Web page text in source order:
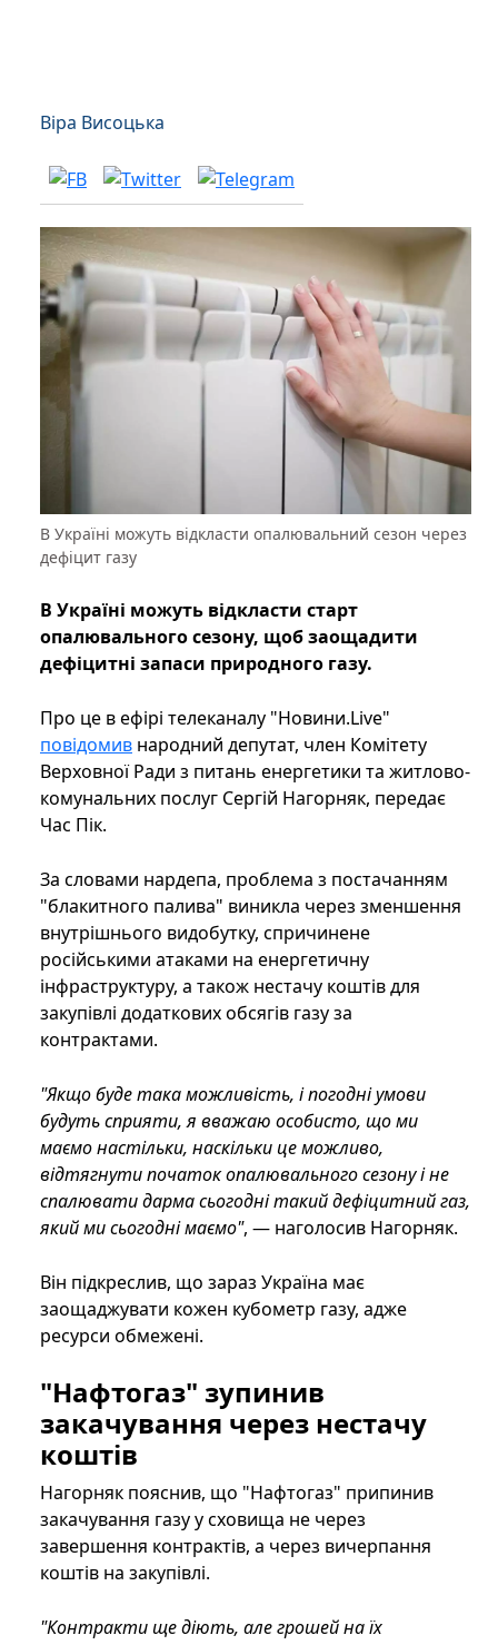
Віра Висоцька
В Україні можуть відкласти опалювальний сезон через
дефіцит газу
В Україні можуть відкласти старт
опалювального сезону, щоб заощадити
дефіцитні запаси природного газу.
Про це в ефірі телеканалу "Новини.Live"
повідомив народний депутат, член Комітету
Верховної Ради з питань енергетики та житлово-
комунальних послуг Сергій Нагорняк, передає
Час Пік.
За словами нардепа, проблема з постачанням
"блакитного палива" виникла через зменшення
внутрішнього видобутку, спричинене
російськими атаками на енергетичну
інфраструктуру, а також нестачу коштів для
закупівлі додаткових обсягів газу за
контрактами.
"Якщо буде така можливість, і погодні умови
будуть сприяти, я вважаю особисто, що ми
маємо настільки, наскільки це можливо,
відтягнути початок опалювального сезону і не
спалювати дарма сьогодні такий дефіцитний газ,
який ми сьогодні маємо", — наголосив Нагорняк.
Він підкреслив, що зараз Україна має
заощаджувати кожен кубометр газу, адже
ресурси обмежені.
"Нафтогаз" зупинив
закачування через нестачу
коштів
Нагорняк пояснив, що "Нафтогаз" припинив
закачування газу у сховища не через
завершення контрактів, а через вичерпання
коштів на закупівлі.
"Контракти ще діють, але грошей на їх